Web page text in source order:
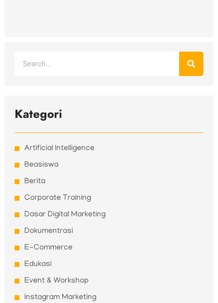
Kategori
Artificial Intelligence
Beasiswa
Berita
Corporate Training
Dasar Digital Marketing
Dokumentrasi
E-Commerce
Edukasi
Event & Workshop
Instagram Marketing